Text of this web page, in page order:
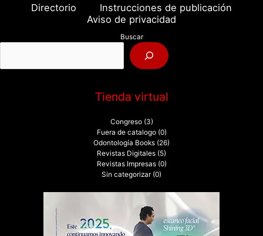
o
:
Directorio
Instrucciones de publicación
Aviso de privacidad
Buscar
Tienda virtual
Congreso (3)
Fuera de catalogo (0)
Odontología Books (26)
Revistas Digitales (5)
Revistas Impresas (0)
Sin categorizar (0)